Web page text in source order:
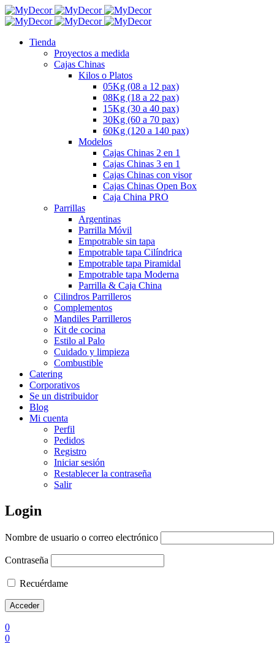
Tienda
Proyectos a medida
Cajas Chinas
Kilos o Platos
05Kg (08 a 12 pax)
08Kg (18 a 22 pax)
15Kg (30 a 40 pax)
30Kg (60 a 70 pax)
60Kg (120 a 140 pax)
Modelos
Cajas Chinas 2 en 1
Cajas Chinas 3 en 1
Cajas Chinas con visor
Cajas Chinas Open Box
Caja China PRO
Parrillas
Argentinas
Parrilla Móvil
Empotrable sin tapa
Empotrable tapa Cilíndrica
Empotrable tapa Piramidal
Empotrable tapa Moderna
Parrilla & Caja China
Cilindros Parrilleros
Complementos
Mandiles Parrilleros
Kit de cocina
Estilo al Palo
Cuidado y limpieza
Combustible
Catering
Corporativos
Se un distribuidor
Blog
Mi cuenta
Perfil
Pedidos
Registro
Iniciar sesión
Restablecer la contraseña
Salir
Login
Nombre de usuario o correo electrónico
Contraseña
Recuérdame
0
0